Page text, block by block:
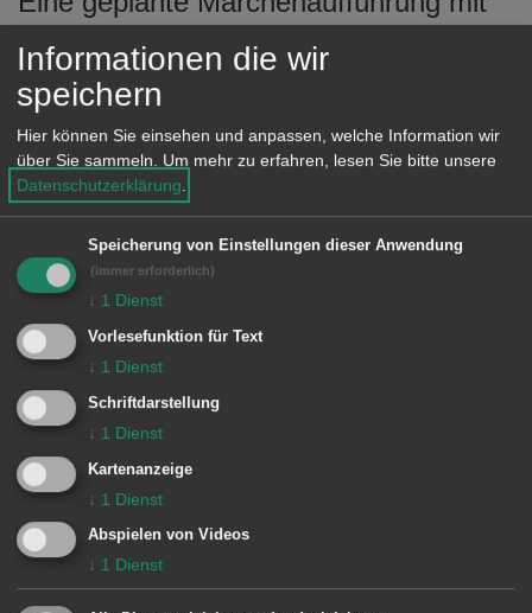
der Haferhorde sorgt für jede Menge
Trubel! - Haferhorde Band 17. Ab 8.
Sterr, Thomas:
Leontin der kleine Langhalsdino
(Tiere)
So eine Gemeinheit: Die fiesen Affen
haben Magdas Eltern entführt! Leontin,
der kleine blaue Langhalsdinosaurier
und Karl, die Würgeschlange lassen
ihre Freundin nicht im Stich!
Gemeinsam machen sich die drei
Freunde auf den Weg ins Affenland,
um Magdas Eltern zu befreien.
Informationen die wir
speichern
Hier können Sie einsehen und anpassen, welche Information wir
über Sie sammeln. Um mehr zu erfahren, lesen Sie bitte unsere
Datenschutzerklärung.
Speicherung von Einstellungen dieser Anwendung
(immer erforderlich)
↓ 1 Dienst
Vorlesefunktion für Text
↓ 1 Dienst
Schriftdarstellung
↓ 1 Dienst
Kartenanzeige
↓ 1 Dienst
Abspielen von Videos
↓ 1 Dienst